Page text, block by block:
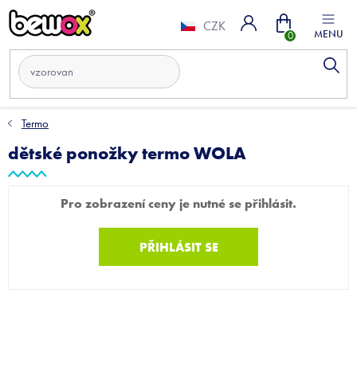
Přejít
na
CZK Nákupní
Termo
dětské ponožky termo WOLA
Pro zobrazení ceny je nutné se přihlásit.
PŘIHLÁSIT SE